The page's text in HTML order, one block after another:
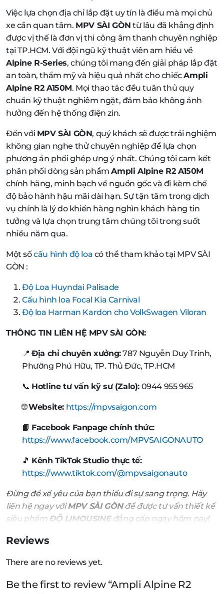
Việc lựa chọn địa chỉ lắp đặt uy tín là điều mà mọi chủ
xe cần quan tâm. MPV SÀI GÒN từ lâu đã khẳng định
được vị thế là đơn vị thi công âm thanh chuyên nghiệp
tại TP.HCM. Với đội ngũ kỹ thuật viên am hiểu về
Alpine R-Series, chúng tôi mang đến giải pháp lắp đặt
an toàn, thẩm mỹ và hiệu quả nhất cho chiếcAmpli
Alpine R2 A150M. Mọi thao tác đều tuân thủ quy
chuẩn kỹ thuật nghiêm ngặt, đảm bảo không ảnh
hưởng đến hệ thống điện zin.
Đến với MPV SÀI GÒN, quý khách sẽ được trải nghiệm
không gian nghe thử chuyên nghiệp để lựa chọn
phương án phối ghép ưng ý nhất. Chúng tôi cam kết
phân phối dòng sản phẩmAmpli Alpine R2 A150M
chính hãng, minh bạch về nguồn gốc và đi kèm chế
độ bảo hành hậu mãi dài hạn. Sự tận tâm trong dịch
vụ chính là lý do khiến hàng nghìn khách hàng tin
tưởng và lựa chọn trung tâm chúng tôi trong suốt
nhiều năm qua.
Một sốcấu hình độ loa có thể tham khảo tại MPV SÀI
GÒN :
Độ Loa Huyndai Palisade
Cấu hình loa Focal Kia Carnival
Độ loa Harman Kardon cho VolkSwagen Viloran
THÔNG TIN LIÊN HỆ MPV SÀI GÒN:
📍Địa chỉ chuyên xưởng:787 Nguyễn Duy Trinh,
Phường Phú Hữu, TP. Thủ Đức, TP.HCM
📞 Hotline tư vấn kỹ sư (Zalo): 0944 955 965
🌐Website: https://mpvsaigon.com
📘 Facebook Fanpage chính thức:
https://www.facebook.com/MPVSAIGONAUTO
🎵 Kênh TikTok Studio thực tế:
https://www.tiktok.com/@mpvsaigonauto
Đừng để xế yêu của bạn thiếu đi sự sang trọng. Hãy
liên hệ ngay vớiMPV SÀI GÒNđể được tư vấn thiết kế
siêu phẩm ĐỘ LIMOUSINEđẳng cấp ngay hôm nay!
Reviews
There are no reviews yet.
Be the first to review “Ampli Alpine R2